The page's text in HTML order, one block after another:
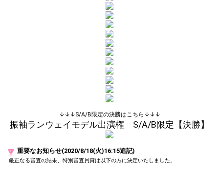
Throw gifts to the stage and join
(once a day)! You can also charge
you must use Show Gold.
You can post comments. Please
refrain from posting comments
that may offend performers or
other users.
Close
↓↓↓S/A/B限定の決勝はこちら↓↓↓
振袖ランウェイモデル出演権 S/A/B限定【決勝】
重要なお知らせ(2020/8/18(火)16:15追記)
厳正なる審査の結果、特別審査員賞は以下の方に決定いたしました。